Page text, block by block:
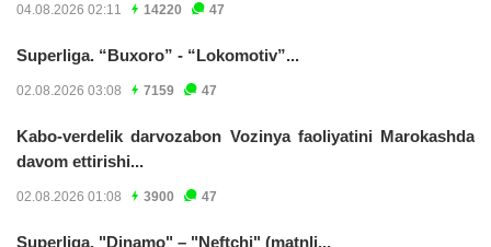
04.08.2026 02:11 14220 47
Superliga. “Buxoro” - “Lokomotiv”...
02.08.2026 03:08 7159 47
Kabo-verdelik darvozabon Vozinya faoliyatini Marokashda
davom ettirishi...
02.08.2026 01:08 3900 47
Superliga. "Dinamo" – "Neftchi" (matnli...